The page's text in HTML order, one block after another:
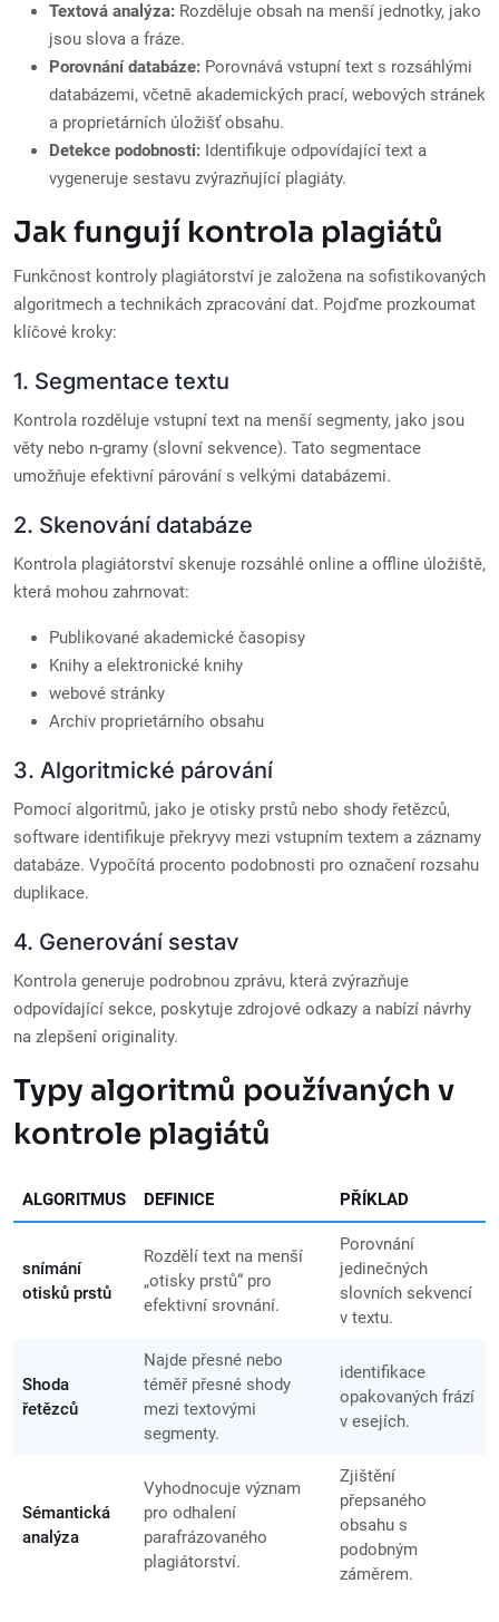
Textová analýza: Rozděluje obsah na menší jednotky, jako
jsou slova a fráze.
Porovnání databáze: Porovnává vstupní text s rozsáhlými
databázemi, včetně akademických prací, webových stránek
a proprietárních úložišť obsahu.
Detekce podobnosti: Identifikuje odpovídající text a
vygeneruje sestavu zvýrazňující plagiáty.
Jak fungují kontrola plagiátů
Funkčnost kontroly plagiátorství je založena na sofistikovaných
algoritmech a technikách zpracování dat. Pojďme prozkoumat
klíčové kroky:
1. Segmentace textu
Kontrola rozděluje vstupní text na menší segmenty, jako jsou
věty nebo n-gramy (slovní sekvence). Tato segmentace
umožňuje efektivní párování s velkými databázemi.
2. Skenování databáze
Kontrola plagiátorství skenuje rozsáhlé online a offline úložiště,
která mohou zahrnovat:
Publikované akademické časopisy
Knihy a elektronické knihy
webové stránky
Archiv proprietárního obsahu
3. Algoritmické párování
Pomocí algoritmů, jako je otisky prstů nebo shody řetězců,
software identifikuje překryvy mezi vstupním textem a záznamy
databáze. Vypočítá procento podobnosti pro označení rozsahu
duplikace.
4. Generování sestav
Kontrola generuje podrobnou zprávu, která zvýrazňuje
odpovídající sekce, poskytuje zdrojové odkazy a nabízí návrhy
na zlepšení originality.
Typy algoritmů používaných v
kontrole plagiátů
ALGORITMUS DEFINICE PŘÍKLAD
snímání
otisků prstů
Rozdělí text na menší
„otisky prstů“ pro
efektivní srovnání.
Porovnání
jedinečných
slovních sekvencí
v textu.
Shoda
řetězců
Najde přesné nebo
téměř přesné shody
mezi textovými
segmenty.
identifikace
opakovaných frází
v esejích.
Sémantická
analýza
Vyhodnocuje význam
pro odhalení
parafrázovaného
plagiátorství.
Zjištění
přepsaného
obsahu s
podobným
záměrem.